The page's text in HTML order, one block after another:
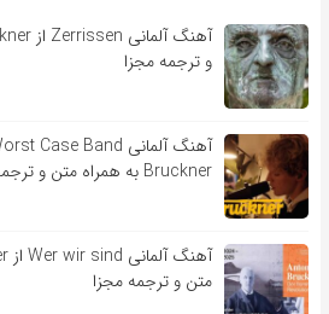
و ترجمه مجزا
Bruckner به همراه متن و ترجمه مجزا
متن و ترجمه مجزا